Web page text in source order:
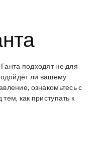
подходят не для
ли вашему
ознакомьтесь с
как приступать к